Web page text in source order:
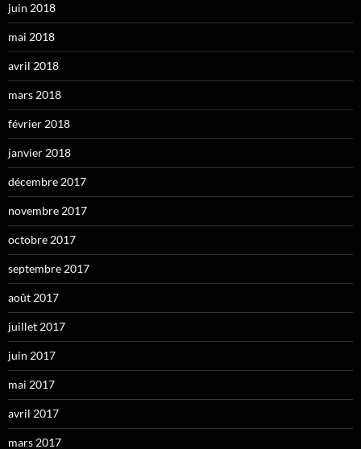
juin 2018
mai 2018
avril 2018
mars 2018
février 2018
janvier 2018
décembre 2017
novembre 2017
octobre 2017
septembre 2017
août 2017
juillet 2017
juin 2017
mai 2017
avril 2017
mars 2017